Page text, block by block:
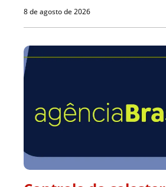
8 de agosto de 2026